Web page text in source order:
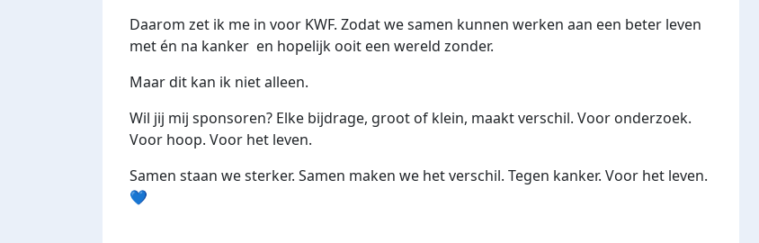
Daarom zet ik me in voor KWF. Zodat we samen kunnen werken aan een beter leven
met én na kanker en hopelijk ooit een wereld zonder.
Maar dit kan ik niet alleen.
Wil jij mij sponsoren? Elke bijdrage, groot of klein, maakt verschil. Voor onderzoek.
Voor hoop. Voor het leven.
Samen staan we sterker. Samen maken we het verschil. Tegen kanker. Voor het leven.
💙